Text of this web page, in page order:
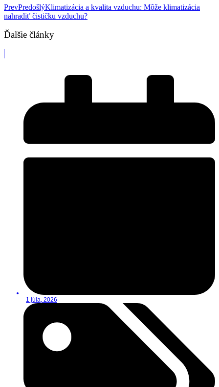
PrevPredošlýKlimatizácia a kvalita vzduchu: Môže klimatizácia
nahradiť čističku vzduchu?
Ďalšie články
1 júla, 2026